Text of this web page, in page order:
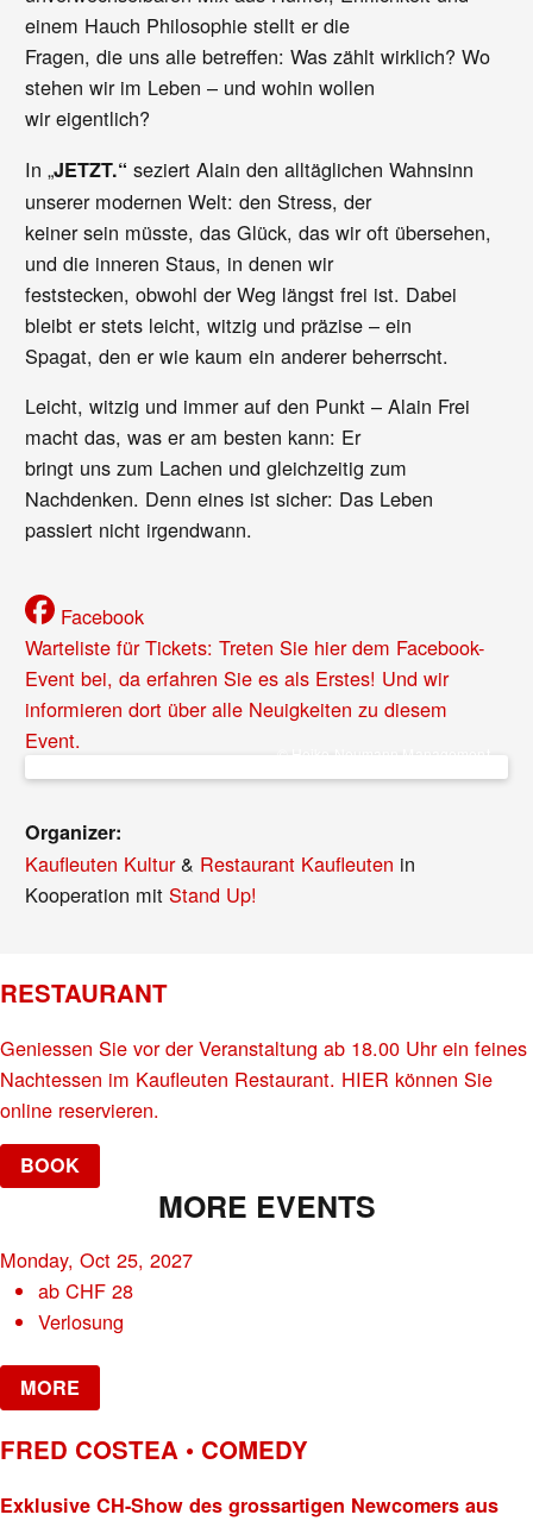
einem Hauch Philosophie stellt er die
Fragen, die uns alle betreffen: Was zählt wirklich? Wo
stehen wir im Leben – und wohin wollen
wir eigentlich?
In „JETZT.“seziert Alain den alltäglichen Wahnsinn
unserer modernen Welt: den Stress, der
keiner sein müsste, das Glück, das wir oft übersehen,
und die inneren Staus, in denen wir
feststecken, obwohl der Weg längst frei ist. Dabei
bleibt er stets leicht, witzig und präzise – ein
Spagat, den er wie kaum ein anderer beherrscht.
Leicht, witzig und immer auf den Punkt – Alain Frei
macht das, was er am besten kann: Er
bringt uns zum Lachen und gleichzeitig zum
Nachdenken. Denn eines ist sicher: Das Leben
passiert nicht irgendwann.
Facebook
Warteliste für Tickets: Treten Sie hier dem Facebook-
Event bei, da erfahren Sie es als Erstes! Und wir
informieren dort über alle Neuigkeiten zu diesem
Event.
Organizer:
Kaufleuten Kultur& Restaurant Kaufleuten in
Kooperation mitStand Up!
RESTAURANT
Geniessen Sie vor der Veranstaltung ab 18.00 Uhr ein feines
Nachtessen im Kaufleuten Restaurant. HIER können Sie
online reservieren.
BOOK
MORE EVENTS
Monday, Oct 25, 2027
abCHF 28
Verlosung
MORE
FRED COSTEA • COMEDY
Exklusive CH-Show des grossartigen Newcomers aus